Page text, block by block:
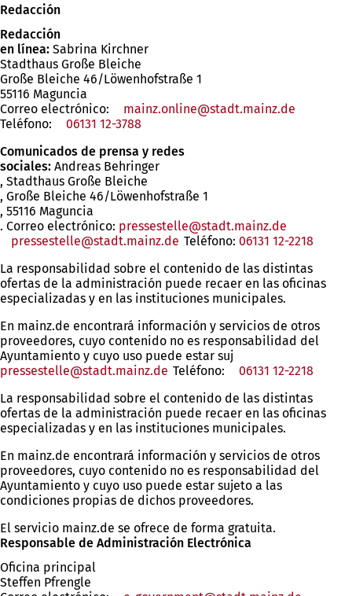
Redacción
Redacción
en línea: Sabrina Kirchner
Stadthaus Große Bleiche
Große Bleiche 46/Löwenhofstraße 1
55116 Maguncia
Correo electrónico:
mainz.online stadt.mainz de
Teléfono:
06131 12-3788
Comunicados de prensa y redes
sociales: Andreas Behringer
, Stadthaus Große Bleiche
, Große Bleiche 46/Löwenhofstraße 1
, 55116 Maguncia
. Correo electrónico: pressestelle@stadt.mainz.de
pressestelle
stadt.mainz de Teléfono: 06131 12-2218
La responsabilidad sobre el contenido de las distintas
ofertas de la administración puede recaer en las oficinas
especializadas y en las instituciones municipales.
En mainz.de encontrará información y servicios de otros
proveedores, cuyo contenido no es responsabilidad del
Ayuntamiento y cuyo uso puede estar suj
pressestelle
stadt.mainz de Teléfono:
06131 12-2218
La responsabilidad sobre el contenido de las distintas
ofertas de la administración puede recaer en las oficinas
especializadas y en las instituciones municipales.
En mainz.de encontrará información y servicios de otros
proveedores, cuyo contenido no es responsabilidad del
Ayuntamiento y cuyo uso puede estar sujeto a las
condiciones propias de dichos proveedores.
El servicio mainz.de se ofrece de forma gratuita.
Responsable de Administración Electrónica
Oficina principal
Steffen Pfrengle